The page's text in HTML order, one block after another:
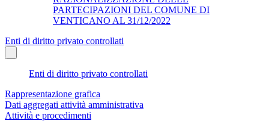
PARTECIPAZIONI DEL COMUNE DI
VENTICANO AL 31/12/2022
Enti di diritto privato controllati
Enti di diritto privato controllati
Rappresentazione grafica
Dati aggregati attività amministrativa
Attività e procedimenti